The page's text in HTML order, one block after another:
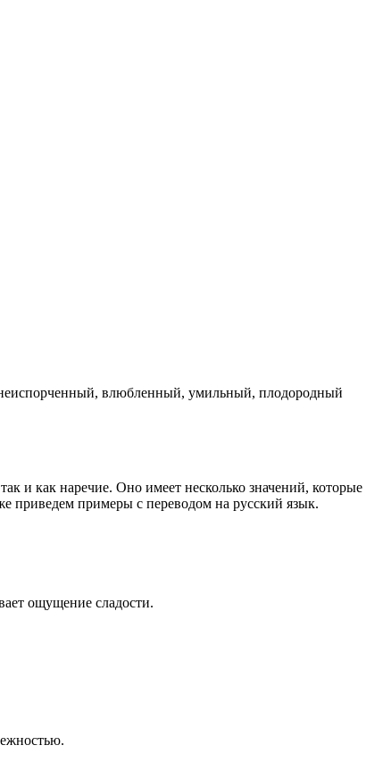
влюбленный, умильный, плодородный
и как наречие. Оно имеет несколько значений, которые
приведем примеры с переводом на русский язык.
ощущение сладости.